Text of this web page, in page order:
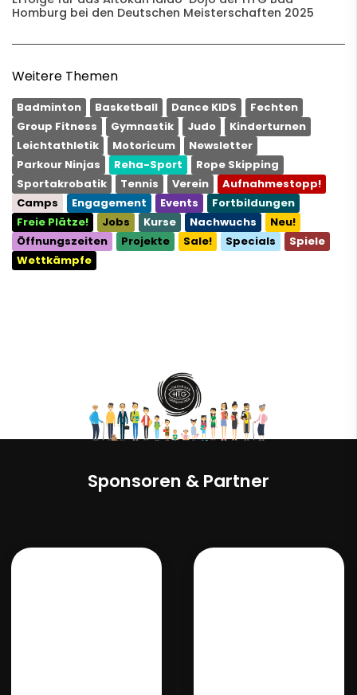
Homburg bei den Deutschen Meisterschaften 2025
Weitere Themen
Badminton Basketball Dance KIDS
Fechten
Group Fitness
Gymnastik Judo
Kinderturnen
Leichtathletik
Motoricum
Newsletter
Parkour Ninjas
Reha-Sport
Rope Skipping
Sportakrobatik
Tennis Verein
Aufnahmestopp!
Camps
Engagement Events
Fortbildungen
Freie Plätze!
Jobs Kurse Nachwuchs
Neu!
Öffnungszeiten
Projekte Sale! Specials
Spiele
Wettkämpfe
Sponsoren & Partner